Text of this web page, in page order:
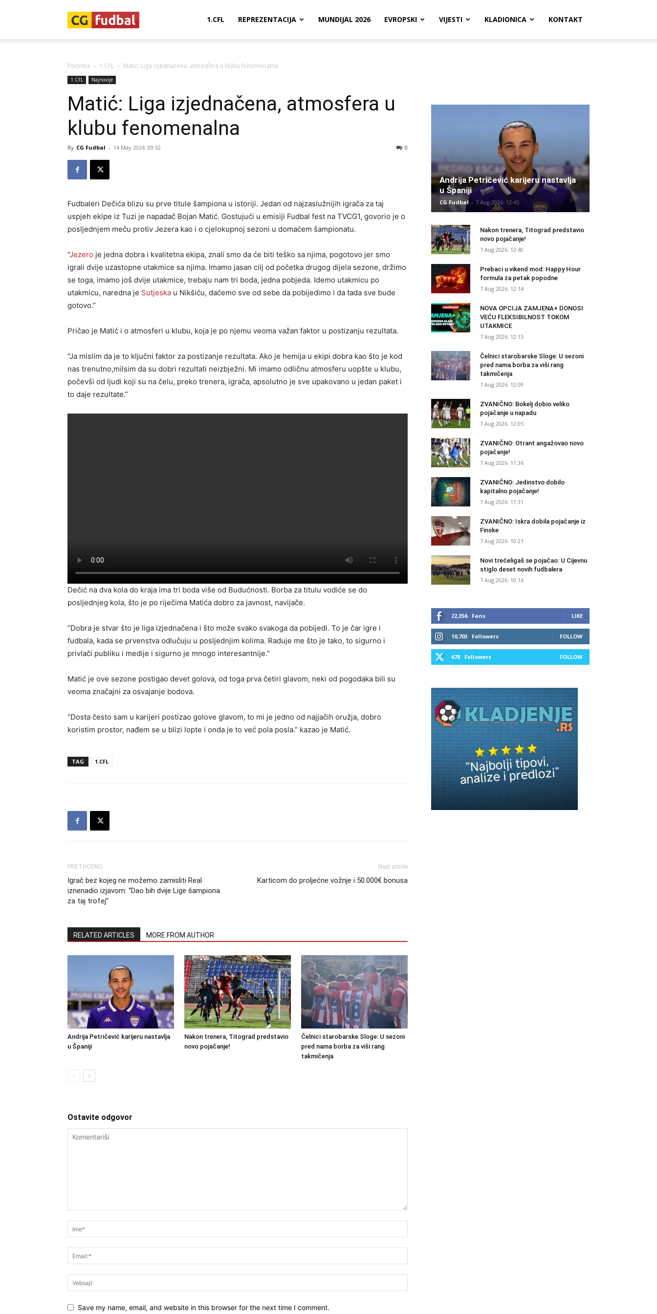
1.CFL REPREZENTACIJA MUNDIJAL 2026 EVROPSKI VIJESTI KLADIONICA KONTAKT
Početna 1.CFL Matić: Liga izjednačena, atmosfera u klubu fenomenalna
1.CFL Najnovije
Matić: Liga izjednačena, atmosfera u
klubu fenomenalna
By CG Fudbal - 14 May 2024. 09:32 0
Fudbaleri Dečića blizu su prve titule šampiona u istoriji. Jedan od najzaslužnijih igrača za taj
uspjeh ekipe iz Tuzi je napadač Bojan Matić. Gostujući u emisiji Fudbal fest na TVCG1, govorio je o
posljednjem meču protiv Jezera kao i o cjelokupnoj sezoni u domaćem šampionatu.
“Jezero je jedna dobra i kvalitetna ekipa, znali smo da će biti teško sa njima, pogotovo jer smo
igrali dvije uzastopne utakmice sa njima. Imamo jasan cilj od početka drugog dijela sezone, držimo
se toga, imamo još dvije utakmice, trebaju nam tri boda, jedna pobjeda. Idemo utakmicu po
utakmicu, naredna je Sutjeska u Nikšiću, daćemo sve od sebe da pobijedimo i da tada sve bude
gotovo.”
Pričao je Matić i o atmosferi u klubu, koja je po njemu veoma važan faktor u postizanju rezultata.
“Ja mislim da je to ključni faktor za postizanje rezultata. Ako je hemija u ekipi dobra kao što je kod
nas trenutno,milsim da su dobri rezultati neizbježni. Mi imamo odličnu atmosferu uopšte u klubu,
počevši od ljudi koji su na čelu, preko trenera, igrača, apsolutno je sve upakovano u jedan paket i
to daje rezultate.”
Dečić na dva kola do kraja ima tri boda više od Budućnosti. Borba za titulu vodiće se do
posljednjeg kola, što je po riječima Matića dobro za javnost, navijače.
“Dobra je stvar što je liga izjednačena i što može svako svakoga da pobijedi. To je čar igre i
fudbala, kada se prvenstva odlučuju u posljednjim kolima. Raduje me što je tako, to sigurno i
privlači publiku i medije i sigurno je mnogo interesantnije.”
Matić je ove sezone postigao devet golova, od toga prva četiri glavom, neki od pogodaka bili su
veoma značajni za osvajanje bodova.
“Dosta često sam u karijeri postizao golove glavom, to mi je jedno od najjačih oružja, dobro
koristim prostor, nađem se u blizi lopte i onda je to već pola posla.” kazao je Matić.
TAG 1.CFL
PRETHODNO
Igrač bez kojeg ne možemo zamisliti Real
iznenadio izjavom: “Dao bih dvije Lige šampiona
za taj trofej”
Next article
Karticom do proljećne vožnje i 50.000€ bonusa
RELATED ARTICLES MORE FROM AUTHOR
Andrija Petričević karijeru nastavlja
u Španiji
Nakon trenera, Titograd predstavio
novo pojačanje!
Čelnici starobarske Sloge: U sezoni
pred nama borba za viši rang
takmičenja
Ostavite odgovor
Save my name, email, and website in this browser for the next time I comment.
Andrija Petričević karijeru nastavlja
u Španiji
CG Fudbal - 7 Aug 2026. 12:45
Nakon trenera, Titograd predstavio
novo pojačanje!
7 Aug 2026. 12:40
Prebaci u vikend mod: Happy Hour
formula za petak popodne
7 Aug 2026. 12:14
NOVA OPCIJA ZAMJENA+ DONOSI
VEĆU FLEKSIBILNOST TOKOM
UTAKMICE
7 Aug 2026. 12:13
Čelnici starobarske Sloge: U sezoni
pred nama borba za viši rang
takmičenja
7 Aug 2026. 12:09
ZVANIČNO: Bokelj dobio veliko
pojačanje u napadu
7 Aug 2026. 12:05
ZVANIČNO: Otrant angažovao novo
pojačanje!
7 Aug 2026. 11:36
ZVANIČNO: Jedinstvo dobilo
kapitalno pojačanje!
7 Aug 2026. 11:31
ZVANIČNO: Iskra dobila pojačanje iz
Finske
7 Aug 2026. 10:21
Novi trećeligaš se pojačao: U Cijevnu
stiglo deset novih fudbalera
7 Aug 2026. 10:16
22,356 Fans LIKE
10,703 Followers FOLLOW
678 Followers FOLLOW